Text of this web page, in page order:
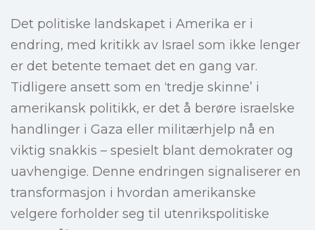
Det politiske landskapet i Amerika er i
endring, med kritikk av Israel som ikke lenger
er det betente temaet det en gang var.
Tidligere ansett som en ‘tredje skinne’ i
amerikansk politikk, er det å berøre israelske
handlinger i Gaza eller militærhjelp nå en
viktig snakkis – spesielt blant demokrater og
uavhengige. Denne endringen signaliserer en
transformasjon i hvordan amerikanske
velgere forholder seg til utenrikspolitiske